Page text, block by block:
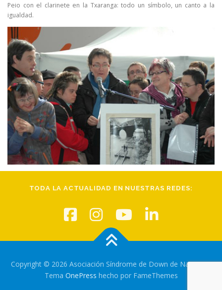
Peio con el clarinete en la Txaranga: todo un símbolo, un canto a la
igualdad.
TODA LA ACTUALIDAD EN NUESTRAS REDES:
Copyright © 2026 Asociación Síndrome de Down de Navarra–
Tema OnePress hecho por FameThemes